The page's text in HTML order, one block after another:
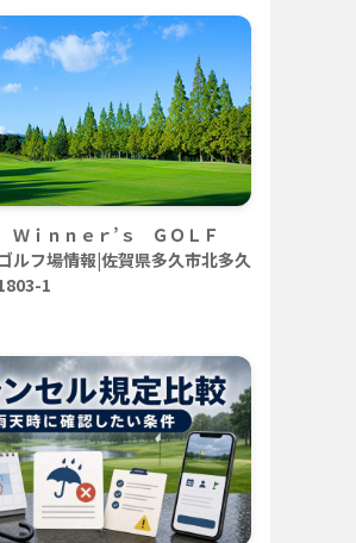
Ｗｉｎｎｅｒ’ｓ ＧＯＬＦ
ルフ場情報|佐賀県多久市北多久
1